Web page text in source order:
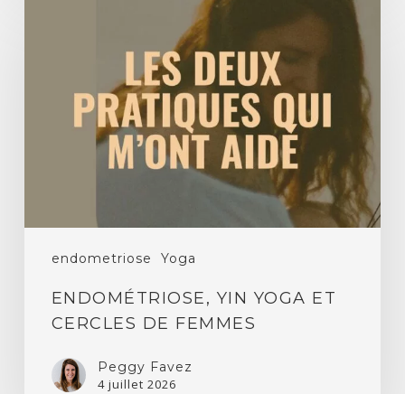
endometriose Yoga
cercles
ENDOMÉTRIOSE, YIN YOGA ET
CERCLES DE FEMMES
Peggy Favez
4 juillet 2026